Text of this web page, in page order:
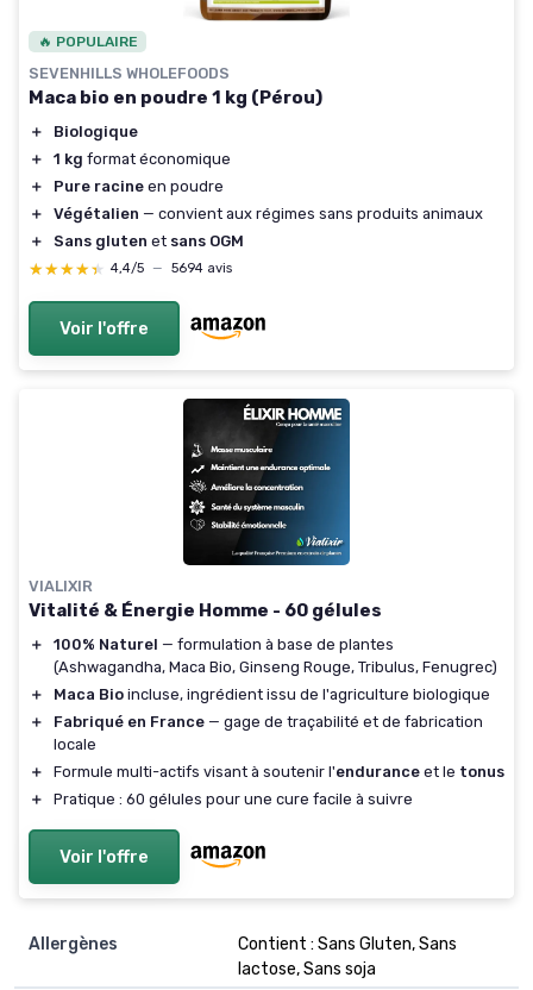
🔥 POPULAIRE
SEVENHILLS WHOLEFOODS
Maca bio en poudre 1 kg (Pérou)
＋
Biologique
＋
1 kg format économique
＋
Pure racine en poudre
＋
Végétalien — convient aux régimes sans produits animaux
＋
Sans gluten et sans OGM
★★★★★
★★★★★ 4,4/5 — 5694 avis
Voir l'offre
VIALIXIR
Vitalité & Énergie Homme - 60 gélules
＋ 100% Naturel — formulation à base de plantes
(Ashwagandha, Maca Bio, Ginseng Rouge, Tribulus, Fenugrec)
＋
Maca Bio incluse, ingrédient issu de l'agriculture biologique
＋
Fabriqué en France — gage de traçabilité et de fabrication
locale
＋
Formule multi-actifs visant à soutenir l'endurance et le tonus
＋
Pratique : 60 gélules pour une cure facile à suivre
Voir l'offre
Allergènes
‎Contient : Sans Gluten, Sans
lactose, Sans soja